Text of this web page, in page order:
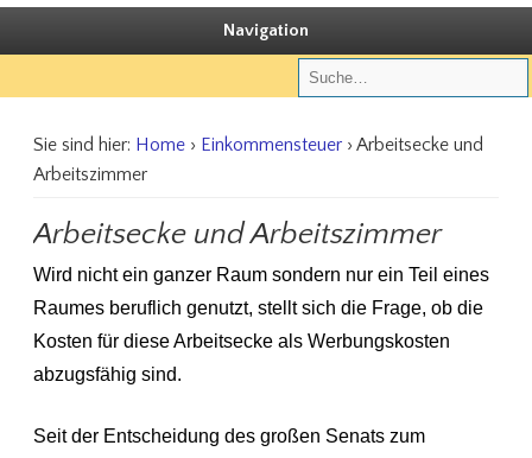
Navigation
Sie sind hier: Home› Einkommensteuer› Arbeitsecke und
Arbeitszimmer
Arbeitsecke und Arbeitszimmer
Wird nicht ein ganzer Raum sondern nur ein Teil eines
Raumes beruflich genutzt, stellt sich die Frage, ob die
Kosten für diese Arbeitsecke als Werbungskosten
abzugsfähig sind.
Seit der Entscheidung des großen Senats zum